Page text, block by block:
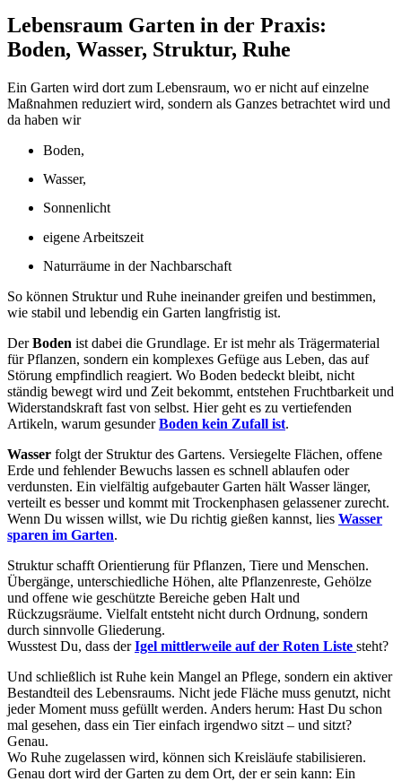
Lebensraum Garten in der Praxis:
Boden, Wasser, Struktur, Ruhe
Ein Garten wird dort zum Lebensraum, wo er nicht auf einzelne
Maßnahmen reduziert wird, sondern als Ganzes betrachtet wird und
da haben wir
Boden,
Wasser,
Sonnenlicht
eigene Arbeitszeit
Naturräume in der Nachbarschaft
So können Struktur und Ruhe ineinander greifen und bestimmen,
wie stabil und lebendig ein Garten langfristig ist.
DerBoden ist dabei die Grundlage. Er ist mehr als Trägermaterial
für Pflanzen, sondern ein komplexes Gefüge aus Leben, das auf
Störung empfindlich reagiert. Wo Boden bedeckt bleibt, nicht
ständig bewegt wird und Zeit bekommt, entstehen Fruchtbarkeit und
Widerstandskraft fast von selbst. Hier geht es zu vertiefenden
Artikeln, warum gesunderBoden kein Zufall ist.
Wasser folgt der Struktur des Gartens. Versiegelte Flächen, offene
Erde und fehlender Bewuchs lassen es schnell ablaufen oder
verdunsten. Ein vielfältig aufgebauter Garten hält Wasser länger,
verteilt es besser und kommt mit Trockenphasen gelassener zurecht.
Wenn Du wissen willst, wie Du richtig gießen kannst, lies Wasser
sparen im Garten.
Struktur schafft Orientierung für Pflanzen, Tiere und Menschen.
Übergänge, unterschiedliche Höhen, alte Pflanzenreste, Gehölze
und offene wie geschützte Bereiche geben Halt und
Rückzugsräume. Vielfalt entsteht nicht durch Ordnung, sondern
durch sinnvolle Gliederung.
Wusstest Du, dass derIgel mittlerweile auf der Roten Liste steht?
Und schließlich ist Ruhe kein Mangel an Pflege, sondern ein aktiver
Bestandteil des Lebensraums. Nicht jede Fläche muss genutzt, nicht
jeder Moment muss gefüllt werden. Anders herum: Hast Du schon
mal gesehen, dass ein Tier einfach irgendwo sitzt – und sitzt?
Genau.
Wo Ruhe zugelassen wird, können sich Kreisläufe stabilisieren.
Genau dort wird der Garten zu dem Ort, der er sein kann: Ein